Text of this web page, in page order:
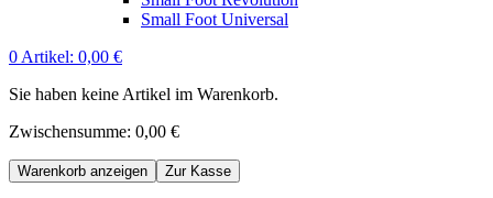
Small Foot Universal
0 Artikel: 0,00 €
Sie haben keine Artikel im Warenkorb.
Zwischensumme: 0,00 €
Warenkorb anzeigen Zur Kasse